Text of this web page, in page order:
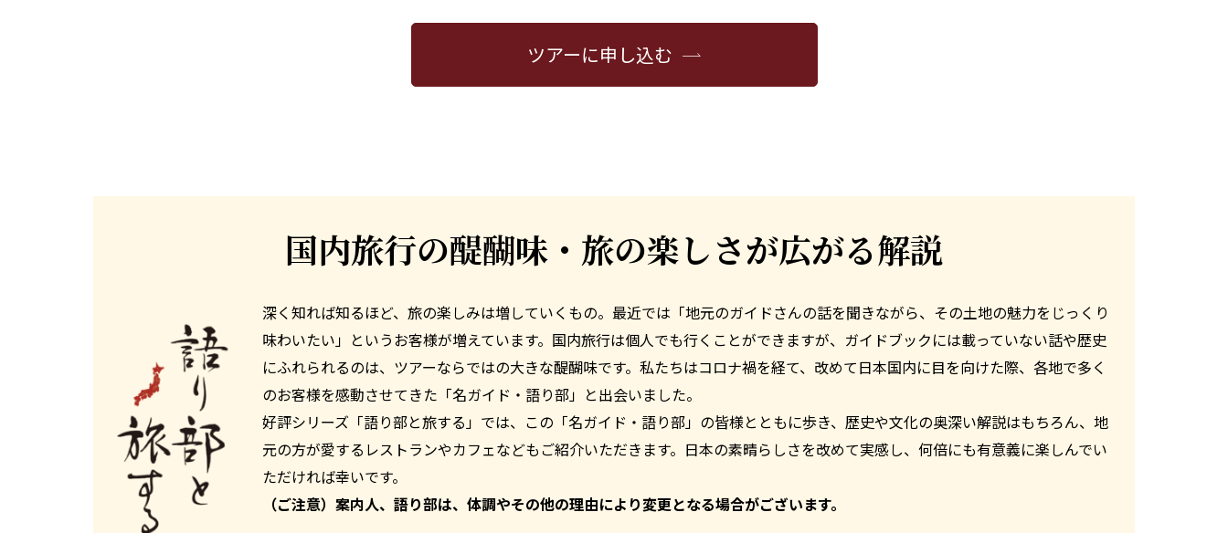
ツアーに申し込む
国内旅行の醍醐味・旅の楽しさが広がる解説
深く知れば知るほど、旅の楽しみは増していくもの。最近では「地元のガイドさんの話を聞きながら、その土地の魅力をじっくり
味わいたい」というお客様が増えています。国内旅行は個人でも行くことができますが、ガイドブックには載っていない話や歴史
にふれられるのは、ツアーならではの大きな醍醐味です。私たちはコロナ禍を経て、改めて日本国内に目を向けた際、各地で多く
のお客様を感動させてきた「名ガイド・語り部」と出会いました。
好評シリーズ「語り部と旅する」では、この「名ガイド・語り部」の皆様とともに歩き、歴史や文化の奥深い解説はもちろん、地
元の方が愛するレストランやカフェなどもご紹介いただきます。日本の素晴らしさを改めて実感し、何倍にも有意義に楽しんでい
ただければ幸いです。
（ご注意）案内人、語り部は、体調やその他の理由により変更となる場合がございます。